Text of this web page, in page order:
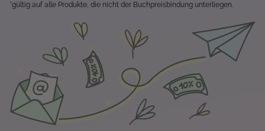
*gültig auf alle Produkte, die nicht der Buchpreisbindung unterliegen.